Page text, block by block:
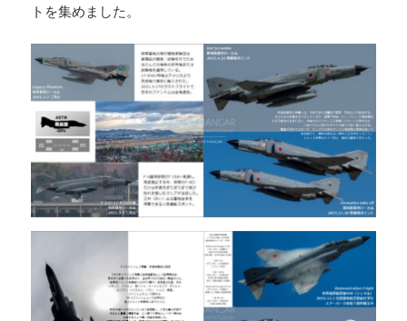
トを集めました。